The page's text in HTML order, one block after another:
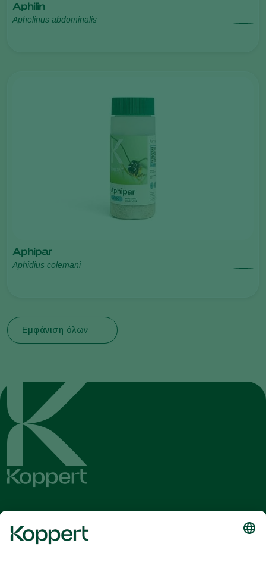
Aphilin
Aphelinus abdominalis
Aphipar
Aphidius colemani
Εμφάνιση όλων
Λάβετε τα τελευταία νέα και